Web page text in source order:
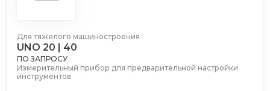
Для тяжелого машиностроения
UNO 20 | 40
ПО ЗАПРОСУ
Измерительный прибор для предварительной настройки
инструментов